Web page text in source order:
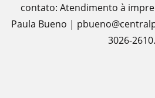
contato: Atendimento à
Paula Bueno |
3026-2610.